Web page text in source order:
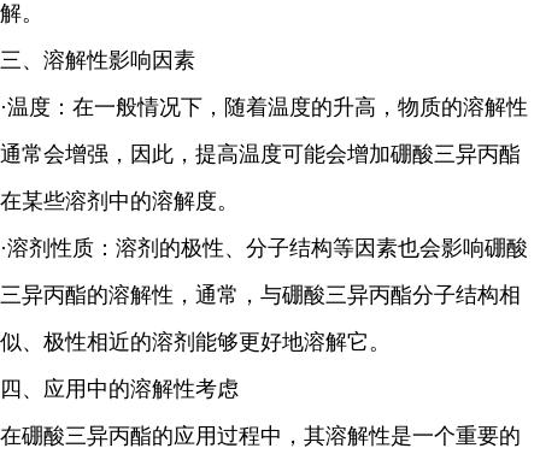
解。
三、溶解性影响因素
·温度：在一般情况下，随着温度的升高，物质的溶解性
通常会增强，因此，提高温度可能会增加硼酸三异丙酯
在某些溶剂中的溶解度。
·溶剂性质：溶剂的极性、分子结构等因素也会影响硼酸
三异丙酯的溶解性，通常，与硼酸三异丙酯分子结构相
似、极性相近的溶剂能够更好地溶解它。
四、应用中的溶解性考虑
在硼酸三异丙酯的应用过程中，其溶解性是一个重要的